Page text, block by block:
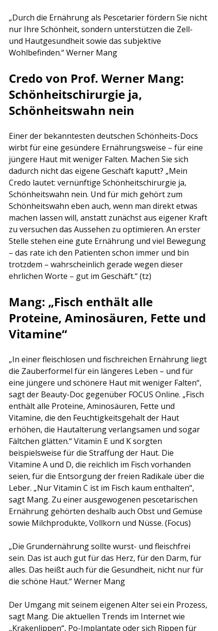
„Durch die Ernährung als Pescetarier fördern Sie nicht
nur Ihre Schönheit, sondern unterstützen die Zell-
und Hautgesundheit sowie das subjektive
Wohlbefinden.“ Werner Mang
Credo von Prof. Werner Mang:
Schönheitschirurgie ja,
Schönheitswahn nein
Einer der bekanntesten deutschen Schönheits-Docs
wirbt für eine gesündere Ernährungsweise – für eine
jüngere Haut mit weniger Falten. Machen Sie sich
dadurch nicht das eigene Geschäft kaputt? „Mein
Credo lautet: vernünftige Schönheitschirurgie ja,
Schönheitswahn nein. Und für mich gehört zum
Schönheitswahn eben auch, wenn man direkt etwas
machen lassen will, anstatt zunächst aus eigener Kraft
zu versuchen das Aussehen zu optimieren. An erster
Stelle stehen eine gute Ernährung und viel Bewegung
– das rate ich den Patienten schon immer und bin
trotzdem – wahrscheinlich gerade wegen dieser
ehrlichen Worte – gut im Geschäft.“ (tz)
Mang: „Fisch enthält alle
Proteine, Aminosäuren, Fette und
Vitamine“
„In einer fleischlosen und fischreichen Ernährung liegt
die Zauberformel für ein längeres Leben – und für
eine jüngere und schönere Haut mit weniger Falten“,
sagt der Beauty-Doc gegenüber FOCUS Online. „Fisch
enthält alle Proteine, Aminosäuren, Fette und
Vitamine, die den Feuchtigkeitsgehalt der Haut
erhöhen, die Hautalterung verlangsamen und sogar
Fältchen glätten.“ Vitamin E und K sorgten
beispielsweise für die Straffung der Haut. Die
Vitamine A und D, die reichlich im Fisch vorhanden
seien, für die Entsorgung der freien Radikale über die
Leber. „Nur Vitamin C ist im Fisch kaum enthalten“,
sagt Mang. Zu einer ausgewogenen pescetarischen
Ernährung gehörten deshalb auch Obst und Gemüse
sowie Milchprodukte, Vollkorn und Nüsse. (Focus)
„Die Grundernährung sollte wurst- und fleischfrei
sein. Das ist auch gut für das Herz, für den Darm, für
alles. Das heißt auch für die Gesundheit, nicht nur für
die schöne Haut.“ Werner Mang
Der Umgang mit seinem eigenen Alter sei ein Prozess,
sagt Mang. Die aktuellen Trends im Internet wie
„Krakenlippen“, Po-Implantate oder sich Rippen für